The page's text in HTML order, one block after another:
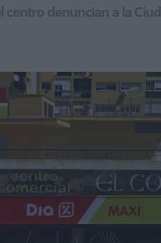
centro denuncian a la